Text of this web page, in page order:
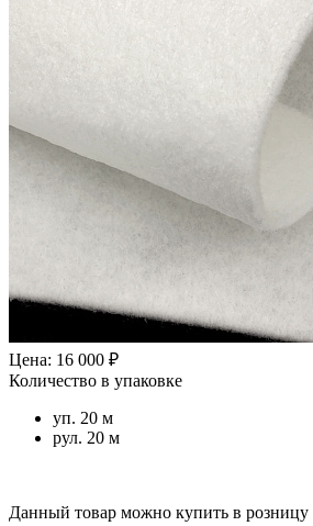
Цена: 16 000 ₽
Количество в упаковке
уп. 20 м
рул. 20 м
Данный товар можно купить в розницу